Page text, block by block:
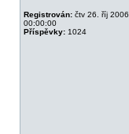
Registrován: čtv 26. říj 2006
00:00:00
Příspěvky: 1024